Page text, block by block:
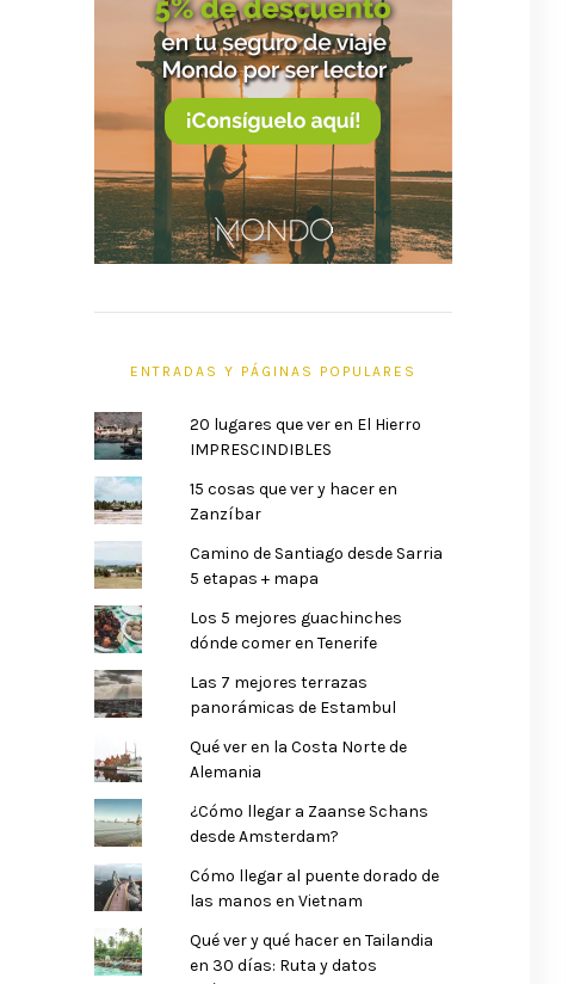
ENTRADAS Y PÁGINAS POPULARES
20 lugares que ver en El Hierro
IMPRESCINDIBLES
15 cosas que ver y hacer en
Zanzíbar
Camino de Santiago desde Sarria
5 etapas + mapa
Los 5 mejores guachinches
dónde comer en Tenerife
Las 7 mejores terrazas
panorámicas de Estambul
Qué ver en la Costa Norte de
Alemania
¿Cómo llegar a Zaanse Schans
desde Amsterdam?
Cómo llegar al puente dorado de
las manos en Vietnam
Qué ver y qué hacer en Tailandia
en 30 días: Ruta y datos